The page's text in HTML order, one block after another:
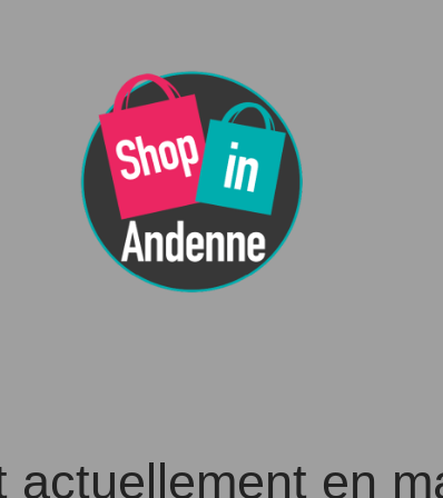
actuellement en